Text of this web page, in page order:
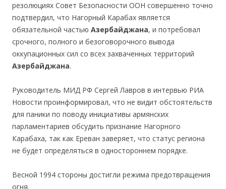
резолюциях Совет Безопасности ООН совершенно точно
подтвердил, что Нагорный Карабах является
обязательной частью Азербайджана, и потребовал
срочного, полного и безоговорочного вывода
оккупационных сил со всех захваченных территорий
Азербайджана.
Руководитель МИД РФ Сергей Лавров в интервью РИА
Новости проинформировал, что не видит обстоятельств
для паники по поводу инициативы армянских
парламентариев обсудить признание Нагорного
Карабаха, так как Ереван заверяет, что статус региона
не будет определяться в одностороннем порядке.
Весной 1994 стороны достигли режима предотвращения
огня.